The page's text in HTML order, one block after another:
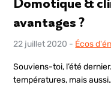
avantages ?
22 juillet 2020 - Écos
Souviens-toi, l’été
températures, mais